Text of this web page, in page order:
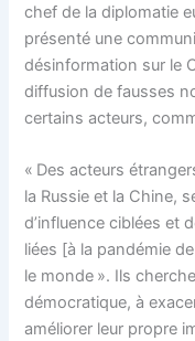
chef de la diplomatie
présenté une
désinformation sur le
diffusion de fausses
certains acteurs,
« Des acteurs
la Russie et la Chine,
d’influence ciblées et
liées [à la pandémie
le monde ». Ils
démocratique, à
améliorer leur propre